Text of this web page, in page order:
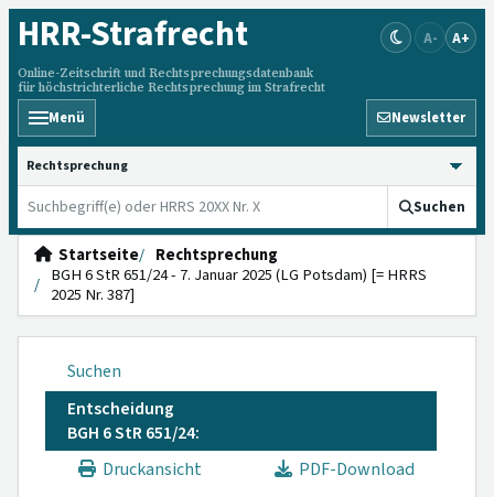
HRR-Strafrecht
Online-Zeitschrift und Rechtsprechungsdatenbank
für höchstrichterliche Rechtsprechung im Strafrecht
A- A+
Menü Newsletter
HRRS durchsuchen
Suchen
Startseite
Rechtsprechung
BGH 6 StR 651/24 - 7. Januar 2025 (LG Potsdam) [= HRRS
2025 Nr. 387]
Suchen
Entscheidung
BGH 6 StR 651/24:
Druckansicht
PDF-Download